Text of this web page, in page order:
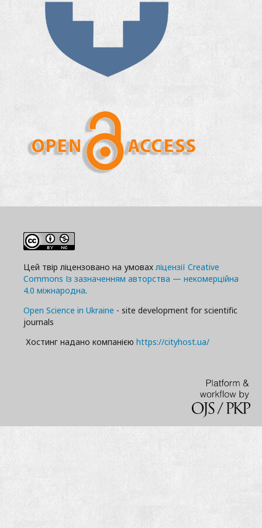
Цей твір ліцензовано на умовах ліцензії Creative
Commons Із зазначенням авторства — некомерційна
4.0 міжнародна.
Open Science in Ukraine - site development for scientific
journals
Хостинг надано компанією https://cityhost.ua/